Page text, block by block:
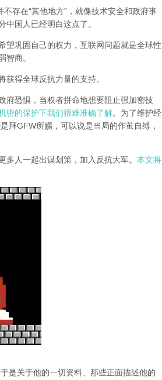
存在“其他地方”，就像技术安全和政府事
国人已经明白这点了。
望巩固自己的权力，互联网问题就是全球性
智商。
得全球反抗力量的支持。
府恐惧，当权者拼命地想要阻止强加密技
密的保护下我们很难准确了解。为了维护经
拜GFW所赐，可以说是当局的作茧自缚，
人一起出谋划策，加入反抗大军。 本文将
是关于他的一切资料、那些正面描述他的